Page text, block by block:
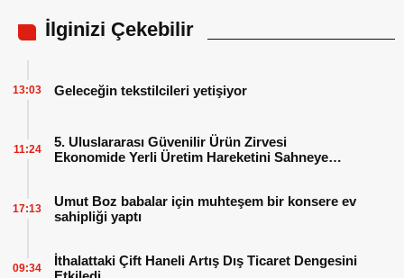
İlginizi Çekebilir
Geleceğin tekstilcileri yetişiyor
13:03
5. Uluslararası Güvenilir Ürün Zirvesi
Ekonomide Yerli Üretim Hareketini Sahneye
11:24
Umut Boz babalar için muhteşem bir konsere ev
sahipliği yaptı
17:13
İthalattaki Çift Haneli Artış Dış Ticaret Dengesini
09:34